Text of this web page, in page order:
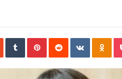
StumbleUpon
TumblrPinterestReddit VKontakte